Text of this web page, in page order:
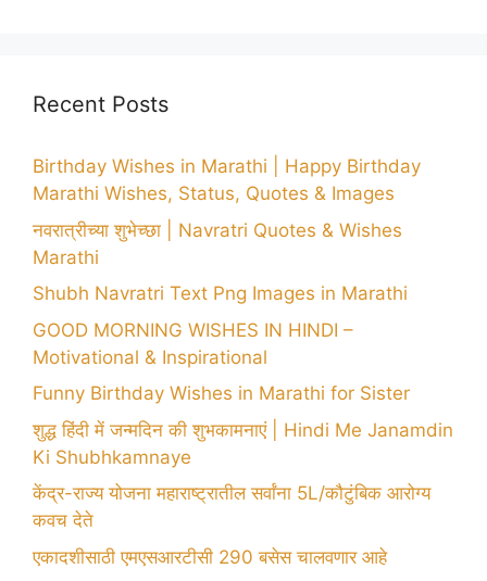
Recent Posts
Birthday Wishes in Marathi | Happy Birthday
Marathi Wishes, Status, Quotes & Images
नवरात्रीच्या शुभेच्छा | Navratri Quotes & Wishes
Marathi
Shubh Navratri Text Png Images in Marathi
GOOD MORNING WISHES IN HINDI –
Motivational & Inspirational
Funny Birthday Wishes in Marathi for Sister
शुद्ध हिंदी में जन्मदिन की शुभकामनाएं | Hindi Me Janamdin
Ki Shubhkamnaye
केंद्र-राज्य योजना महाराष्ट्रातील सर्वांना 5L/कौटुंबिक आरोग्य
कवच देते
एकादशीसाठी एमएसआरटीसी 290 बसेस चालवणार आहे